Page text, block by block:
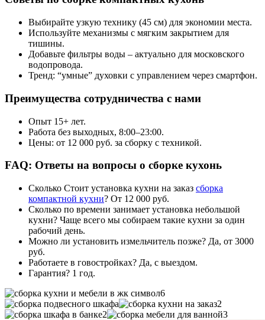
Выбирайте узкую технику (45 см) для экономии места.
Используйте механизмы с мягким закрытием для
тишины.
Добавьте фильтры воды – актуально для московского
водопровода.
Тренд: “умные” духовки с управлением через смартфон.
Преимущества сотрудничества с нами
Опыт 15+ лет.
Работа без выходных, 8:00–23:00.
Цены: от 12 000 руб. за сборку с техникой.
FAQ: Ответы на вопросы о сборке кухонь
Сколько Стоит установка кухни на заказ сборка
компактной кухни? От 12 000 руб.
Сколько по времени занимает установка небольшой
кухни? Чаще всего мы собираем такие кухни за один
рабочий день.
Можно ли установить измельчитель позже? Да, от 3000
руб.
Работаете в говостройках? Да, с выездом.
Гарантия? 1 год.